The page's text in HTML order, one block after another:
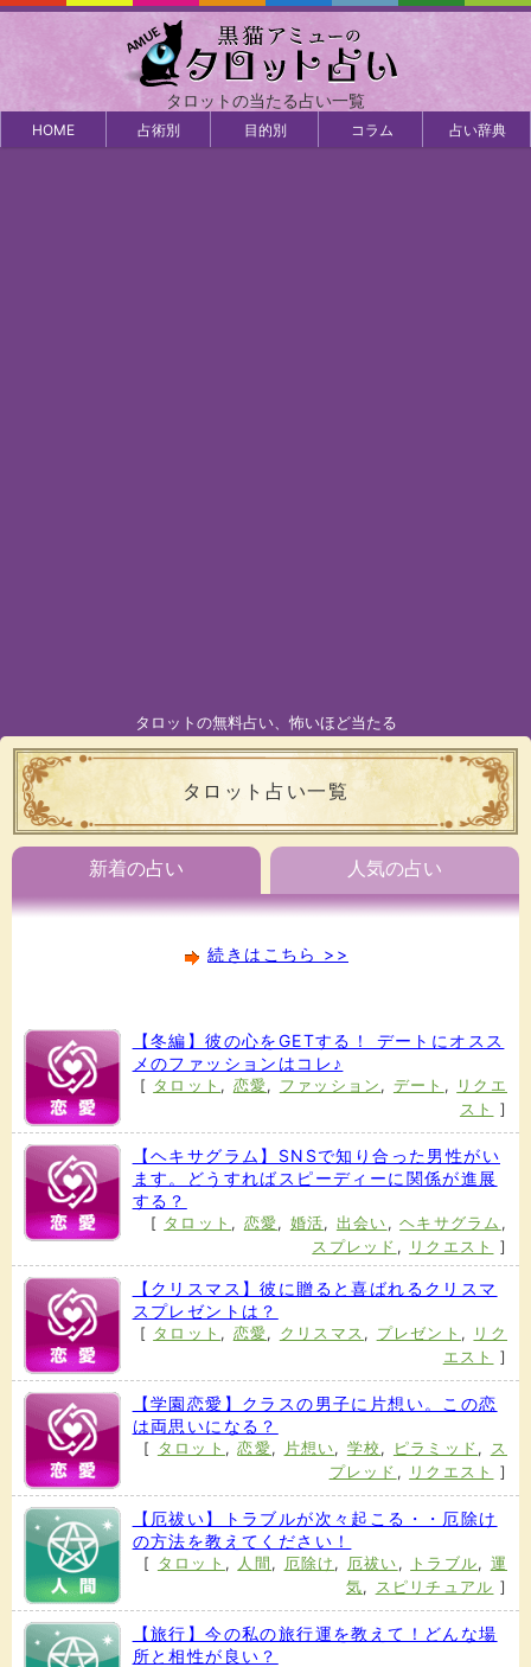
タロットの当たる占い一覧
HOME 占術別 目的別 コラム 占い辞典
タロットの無料占い、怖いほど当たる
タロット占い一覧
新着の占い 人気の占い
続きはこちら >>
【冬編】彼の心をGETする！ デートにオスス
メのファッションはコレ♪
[ タロット , 恋愛, ファッション , デート ,
リクエ
スト
]
【ヘキサグラム】SNSで知り合った男性がい
ます。どうすればスピーディーに関係が進展
する？
[ タロット , 恋愛, 婚活, 出会い ,ヘキサグラム ,
スプレッド , リクエスト ]
【クリスマス】彼に贈ると喜ばれるクリスマ
スプレゼントは？
[ タロット , 恋愛, クリスマス , プレゼント ,
リク
エスト
]
【学園恋愛】クラスの男子に片想い。この恋
は両思いになる？
[ タロット ,恋愛, 片想い, 学校 , ピラミッド , ス
プレッド , リクエスト ]
【厄祓い】トラブルが次々起こる・・厄除け
の方法を教えてください！
[ タロット , 人間 , 厄除け , 厄祓い , トラブル, 運
気, スピリチュアル ]
【旅行】今の私の旅行運を教えて！どんな場
所と相性が良い？